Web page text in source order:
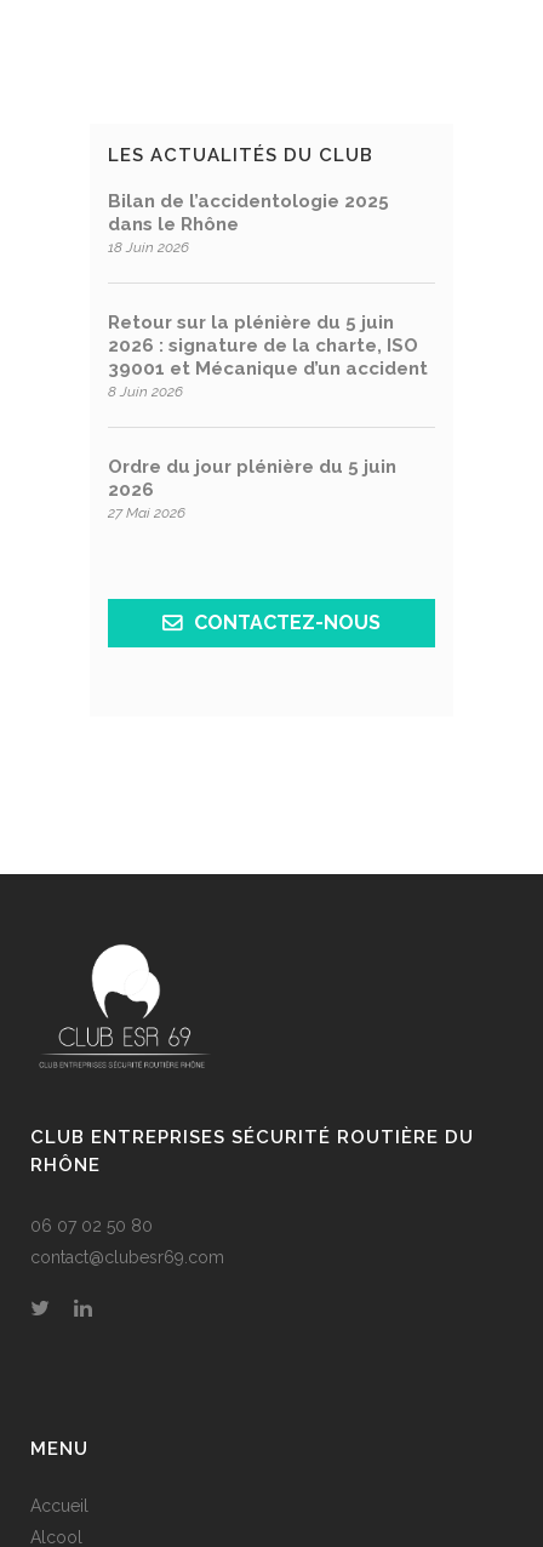
LES ACTUALITÉS DU CLUB
Bilan de l’accidentologie 2025
dans le Rhône
18 Juin 2026
Retour sur la plénière du 5 juin
2026 : signature de la charte, ISO
39001 et Mécanique d’un accident
8 Juin 2026
Ordre du jour plénière du 5 juin
2026
27 Mai 2026
CONTACTEZ-NOUS
CLUB ENTREPRISES SÉCURITÉ ROUTIÈRE DU
RHÔNE
06 07 02 50 80
contact@clubesr69.com
MENU
Accueil
Alcool